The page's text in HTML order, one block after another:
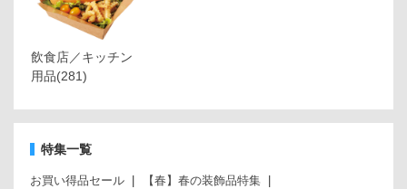
飲食店／キッチン
用品(281)
特集一覧
お買い得品セール 【春】春の装飾品特集